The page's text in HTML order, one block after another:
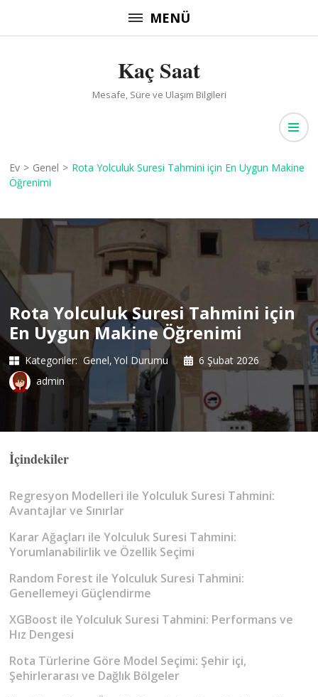
atla
MENÜ
Kaç Saat
Mesafe, Süre ve Ulaşım Bilgileri
Ev > Genel > Rota Yolculuk Suresi Tahmini için En Uygun Makine
Öğrenimi
Rota Yolculuk Suresi Tahmini için
En Uygun Makine Öğrenimi
Kategoriler: Genel Yol Durumu
6 Şubat 2026
admin
İçindekiler
Regresyon Modelleri ile Yolculuk Suresi Tahmini:
Avantajlar ve Sınırlar
Karar Ağaçları ile Yolculuk Suresi Tahmini:
Yorumlanabilirlik ve Özellik Seçimi
Random Forest ile Yolculuk Suresi Tahmini:
Genellemeyi Güçlendirme
XGBoost ile Yolculuk Suresi Tahmini: Performans ve
Hız Dengesi
Rota Türlerine Göre Model Seçimi: Şehir içi,
Şehirlerarası ve Dağlık Bölgeler